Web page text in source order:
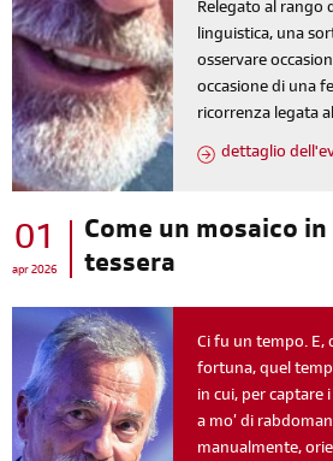
Relegato al rango
linguistica, una
osservare
occasione di una
ricorrenza legata
dettaglio
01
apr 2026
Come un mosaico
tessera
Ci fu un tempo. E,
fortuna, quel
in cui, per captare
a mo’ di
manualmente,